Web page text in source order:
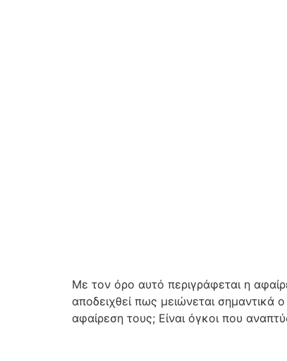
Με τον όρο αυτό περιγράφεται η
αποδειχθεί πως μειώνεται σημαντικά
αφαίρεση τους; Είναι όγκοι που